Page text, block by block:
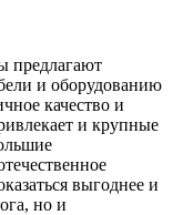
предлагают
и оборудованию
качество и
и крупные
выгоднее и
но и